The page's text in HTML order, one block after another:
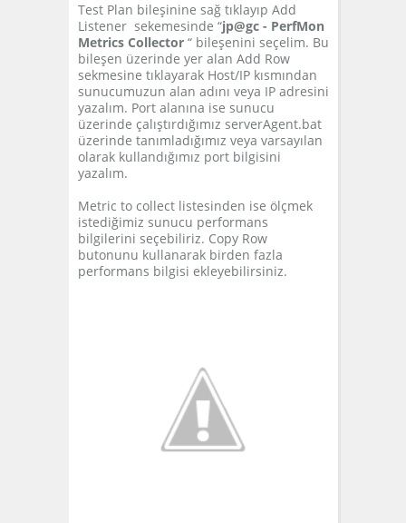
Test Plan bileşinine sağ tıklayıp Add
Listener sekemesinde “jp@gc - PerfMon
Metrics Collector“ bileşenini seçelim. Bu
bileşen üzerinde yer alan Add Row
sekmesine tıklayarak Host/IP kısmından
sunucumuzun alan adını veya IP adresini
yazalım. Port alanına ise sunucu
üzerinde çalıştırdığımız serverAgent.bat
üzerinde tanımladığımız veya varsayılan
olarak kullandığımız port bilgisini
yazalım.
Metric to collect listesinden ise ölçmek
istediğimiz sunucu performans
bilgilerini seçebiliriz. Copy Row
butonunu kullanarak birden fazla
performans bilgisi ekleyebilirsiniz.